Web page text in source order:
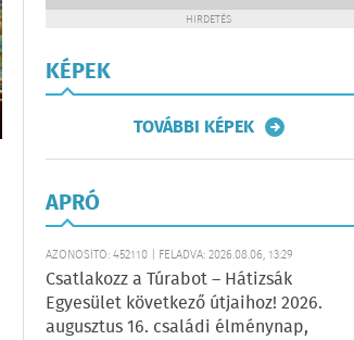
HIRDETÉS
KÉPEK
TOVÁBBI KÉPEK
APRÓ
AZONOSÍTÓ: 452110 | FELADVA: 2026.08.06, 13:29
Csatlakozz a Túrabot – Hátizsák
Egyesület következő útjaihoz! 2026.
augusztus 16. családi élménynap,